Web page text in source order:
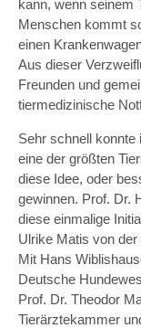
kann, wenn seinem
Menschen kommt
einen
Aus dieser
Freunden und
tiermedizinische
Sehr schnell konnte
eine der größten
diese Idee, oder
gewinnen. Prof. Dr.
diese einmalige
Ulrike Matis von
Mit Hans
Deutsche
Prof. Dr. Theodor
Tierärztekammer